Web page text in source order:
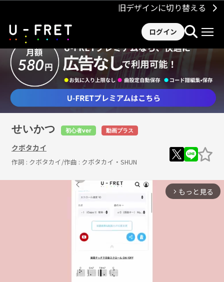
旧デザインに切り替える
ログイン
せいかつ 初心者ver 動画プラス
クボタカイ
作詞 : クボタカイ/作曲 : クボタカイ・SHUN
arrow_forward_ios もっと見る